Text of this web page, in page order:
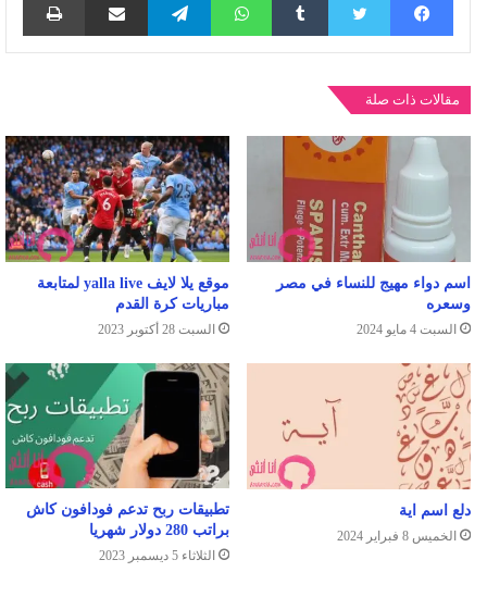
مقالات ذات صلة
اسم دواء مهيج للنساء في مصر
وسعره
السبت 4 مايو 2024
موقع يلا لايف yalla live لمتابعة
مباريات كرة القدم
السبت 28 أكتوبر 2023
دلع اسم اية
الخميس 8 فبراير 2024
تطبيقات ربح تدعم فودافون كاش
براتب 280 دولار شهريا
الثلاثاء 5 ديسمبر 2023